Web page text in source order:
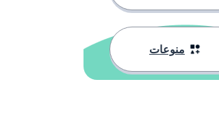
منوعات